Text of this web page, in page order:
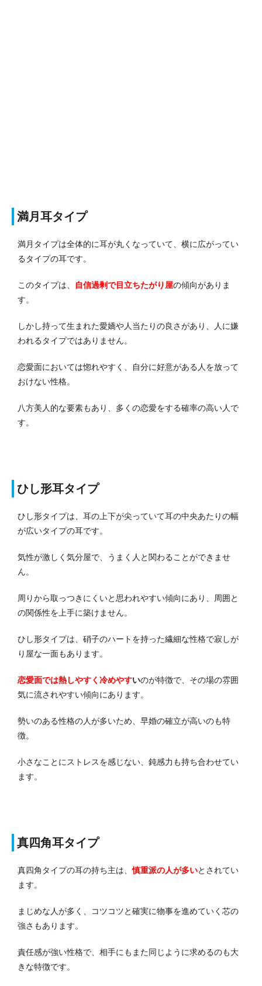
満月耳タイプ
満月タイプは全体的に耳が丸くなっていて、横に広がってい
るタイプの耳です。
このタイプは、 自信過剰で目立ちたがり屋の傾向がありま
す。
しかし持って生まれた愛嬌や人当たりの良さがあり、人に嫌
われるタイプではありません。
恋愛面においては惚れやすく、自分に好意がある人を放って
おけない性格。
八方美人的な要素もあり、多くの恋愛をする確率の高い人で
す。
ひし形耳タイプ
ひし形タイプは、耳の上下が尖っていて耳の中央あたりの幅
が広いタイプの耳です。
気性が激しく気分屋で、うまく人と関わることができませ
ん。
周りから取っつきにくいと思われやすい傾向にあり、周囲と
の関係性を上手に築けません。
ひし形タイプは、硝子のハートを持った繊細な性格で寂しが
り屋な一面もあります。
恋愛面では熱しやすく冷めやすいのが特徴で、その場の雰囲
気に流されやすい傾向にあります。
勢いのある性格の人が多いため、早婚の確立が高いのも特
徴。
小さなことにストレスを感じない、鈍感力も持ち合わせてい
ます。
真四角耳タイプ
真四角タイプの耳の持ち主は、慎重派の人が多いとされてい
ます。
まじめな人が多く、コツコツと確実に物事を進めていく芯の
強さもあります。
責任感が強い性格で、相手にもまた同じように求めるのも大
きな特徴です。